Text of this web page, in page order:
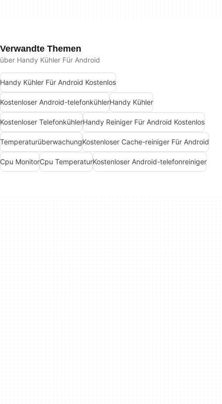
Verwandte Themen
über Handy Kühler Für Android
Handy Kühler Für Android Kostenlos
Kostenloser Android-telefonkühlerHandy Kühler
Kostenloser TelefonkühlerHandy Reiniger Für Android Kostenlos
TemperaturüberwachungKostenloser Cache-reiniger Für Android
Cpu MonitorCpu TemperaturKostenloser Android-telefonreiniger